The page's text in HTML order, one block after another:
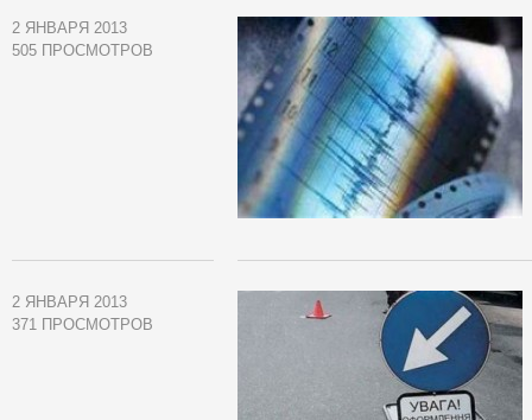
2 ЯНВАРЯ 2013
505 ПРОСМОТРОВ
2 ЯНВАРЯ 2013
371 ПРОСМОТРОВ